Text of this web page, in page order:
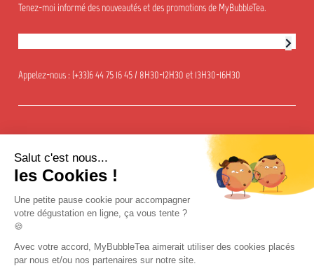
Salut c'est nous...
les Cookies !
Une petite pause cookie pour accompagner
votre dégustation en ligne, ça vous tente ?
🍪
Avec votre accord, MyBubbleTea aimerait utiliser des cookies placés
par nous et/ou nos partenaires sur notre site.
Tenez-moi informé des nouveautés et des promotions de MyBubbleTea.
Appelez-nous : (+33)6 44 75 16 45 / 8H30-12H30 et 13H30-16H30
© 2018-aujourd'hui My Bubble Tea. Tous droits réservés